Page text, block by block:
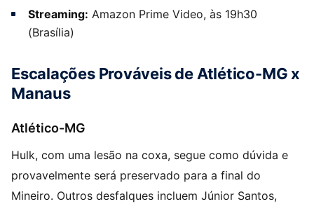
Streaming: Amazon Prime Video, às 19h30
(Brasília)
Escalações Prováveis de Atlético-MG x
Manaus
Atlético-MG
Hulk, com uma lesão na coxa, segue como dúvida e
provavelmente será preservado para a final do
Mineiro. Outros desfalques incluem Júnior Santos,